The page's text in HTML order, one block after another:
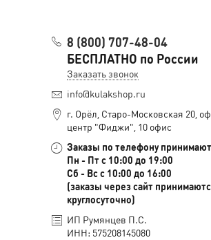
8 (800) 707-48-04
БЕСПЛАТНО по России
Заказать звонок
info@kulakshop.ru
г. Орёл, Старо-Московская 20,
центр "Фиджи", 10 офис
Заказы по телефону
Пн - Пт с 10:00 до 19:00
Сб - Вс с 10:00 до 16:00
(заказы через сайт
круглосуточно)
ИП Румянцев П.С.
ИНН: 575208145080